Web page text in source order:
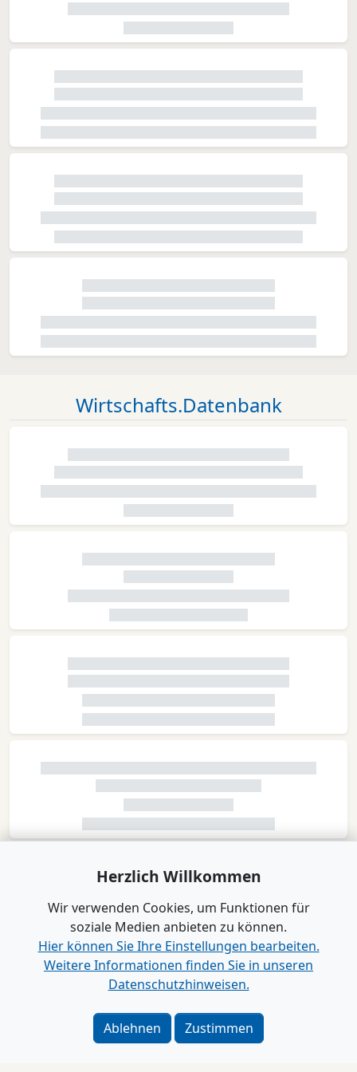
Wirtschafts.Datenbank
Herzlich Willkommen
Wir verwenden Cookies, um Funktionen für
soziale Medien anbieten zu können.
Hier können Sie Ihre Einstellungen bearbeiten.
Weitere Informationen finden Sie in unseren
Datenschutzhinweisen.
Ablehnen Zustimmen